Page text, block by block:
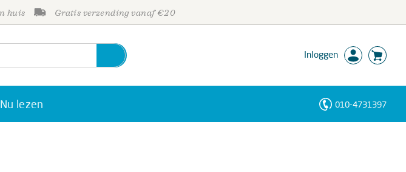
huis Gratis verzending vanaf €20
Inloggen
Nu lezen 010-4731397
Personen